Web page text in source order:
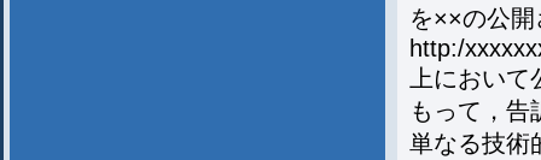
を××の公
http:/
上におい
もって，告
単なる技術